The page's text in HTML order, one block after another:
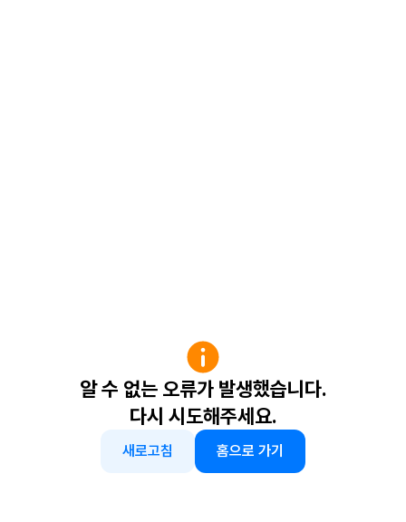
알 수 없는 오류가 발생했습니다.
다시 시도해주세요.
새로고침 홈으로 가기